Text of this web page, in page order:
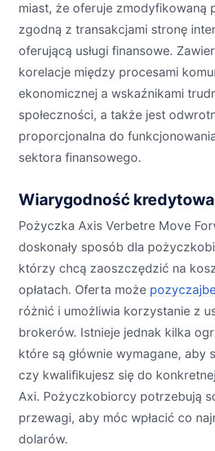
miast, że oferuje zmodyfikowaną
zgodną z transakcjami stronę
oferującą usługi finansowe.
korelacje między procesami
ekonomicznej a wskaźnikami
społeczności, a także jest
proporcjonalna do
sektora finansowego.
Wiarygodność kredytowa
Pożyczka Axis Verbetre Move
doskonały sposób dla
którzy chcą zaoszczędzić na
opłatach. Oferta może
różnić i umożliwia korzystanie z
brokerów. Istnieje jednak kilka
które są głównie wymagane, aby
czy kwalifikujesz się do
Axi. Pożyczkobiorcy potrzebują
przewagi, aby móc wpłacić co
dolarów.